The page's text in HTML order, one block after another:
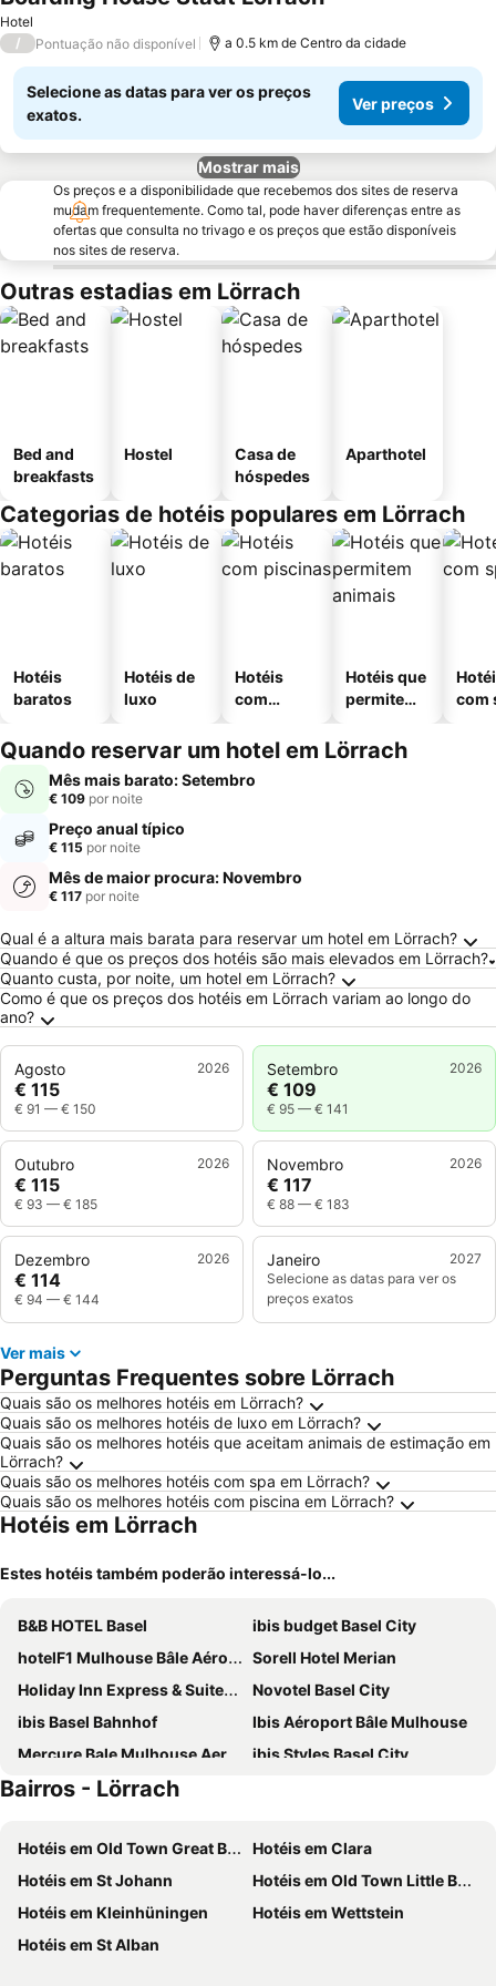
Hotel
/ Pontuação não disponível a 0.5 km de Centro da cidade
Selecione as datas para ver os preços
exatos.
Ver preços
Mostrar mais
Os preços e a disponibilidade que recebemos dos sites de reserva
mudam frequentemente. Como tal, pode haver diferenças entre as
ofertas que consulta no trivago e os preços que estão disponíveis
nos sites de reserva.
Outras estadias em Lörrach
Bed and
breakfasts
Hostel
Casa de
hóspedes
Aparthotel
Categorias de hotéis populares em Lörrach
Hotéis
baratos
Hotéis de
luxo
Hotéis
com
Hotéis que
permitem
com
Quando reservar um hotel em Lörrach
Mês mais barato: Setembro
€ 109 por noite
Preço anual típico
€ 115 por noite
Mês de maior procura: Novembro
€ 117 por noite
Perguntas Frequentes sobre Lörrach
Qual é a altura mais barata para reservar um hotel em Lörrach?
Quando é que os preços dos hotéis são mais elevados em Lörrach?
Quanto custa, por noite, um hotel em Lörrach?
Como é que os preços dos hotéis em Lörrach variam ao longo do
ano?
Agosto 2026
€ 115
€ 91 — € 150
Setembro 2026
€ 109
€ 95 — € 141
Outubro 2026
€ 115
€ 93 — € 185
Novembro 2026
€ 117
€ 88 — € 183
Dezembro 2026
€ 114
€ 94 — € 144
Janeiro
2027
Selecione as datas para ver os
preços exatos
Ver mais
Perguntas Frequentes sobre Lörrach
Quais são os melhores hotéis em Lörrach?
Quais são os melhores hotéis de luxo em Lörrach?
Quais são os melhores hotéis que aceitam animais de estimação em
Lörrach?
Quais são os melhores hotéis com spa em Lörrach?
Quais são os melhores hotéis com piscina em Lörrach?
Hotéis em Lörrach
Estes hotéis também poderão interessá-lo...
B&B HOTEL Basel
ibis budget Basel City
hotelF1 Mulhouse Bâle Aéroport
Sorell Hotel Merian
Holiday Inn Express & Suites - Basel - Allschwil by IHG
Novotel Basel City
ibis Basel Bahnhof
Ibis Aéroport Bâle Mulhouse
Mercure Bale Mulhouse Aeroport
ibis Styles Basel City
Carathotel Basel/Weil am Rhein
Hotel Metropol Basel
Hotel Rheinfelderhof
easyHotel Basel
Central City Hotel Rochat
Courtyard by Marriott Basel
Best Western Hotel Dreiländerbrücke
Hotel City Inn
Bairros - Lörrach
Hotéis em Old Town Great Basel
Hotéis em Clara
Hotéis em St Johann
Hotéis em Old Town Little Basel
Hotéis em Kleinhüningen
Hotéis em Wettstein
Hotéis em St Alban